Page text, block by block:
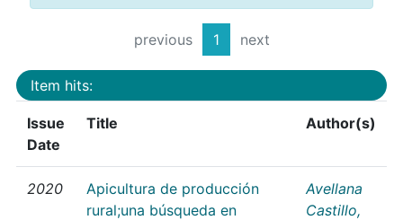
previous 1 next
Item hits:
Issue
Date
Title Author(s)
2020
Apicultura de producción
rural;una búsqueda en
Avellana
Castillo,